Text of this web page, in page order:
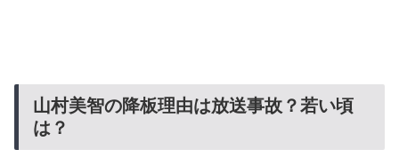
山村美智の降板理由は放送事故？若い頃
は？